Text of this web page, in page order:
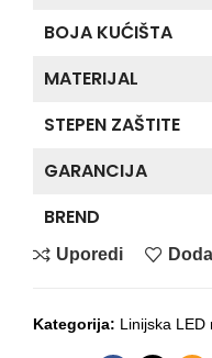
BOJA KUĆIŠTA
MATERIJAL
STEPEN ZAŠTITE
GARANCIJA
BREND
Uporedi
Kategorija: Linijska LED